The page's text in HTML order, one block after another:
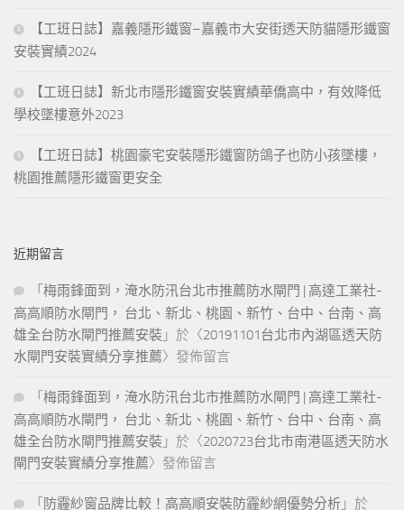
【工班日誌】嘉義隱形鐵窗–嘉義市大安街透天防貓隱形鐵窗
安裝實績2024
【工班日誌】新北市隱形鐵窗安裝實績華僑高中，有效降低
學校墜樓意外2023
【工班日誌】桃園豪宅安裝隱形鐵窗防鴿子也防小孩墜樓，
桃園推薦隱形鐵窗更安全
近期留言
「 梅雨鋒面到，淹水防汛台北市推薦防水閘門 | 高達工業社-
高高順防水閘門， 台北、新北、桃園、新竹、台中、台南、高
雄全台防水閘門推薦安裝 」於〈20191101台北市內湖區透天防
水閘門安裝實績分享推薦〉發佈留言
「 梅雨鋒面到，淹水防汛台北市推薦防水閘門 | 高達工業社-
高高順防水閘門， 台北、新北、桃園、新竹、台中、台南、高
雄全台防水閘門推薦安裝 」於〈2020723台北市南港區透天防水
閘門安裝實績分享推薦〉發佈留言
「 防霾紗窗品牌比較！高高順安裝防霾紗網優勢分析 」於